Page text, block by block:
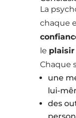
La
chaque
le plaisir
Chaque
une
lui-
des